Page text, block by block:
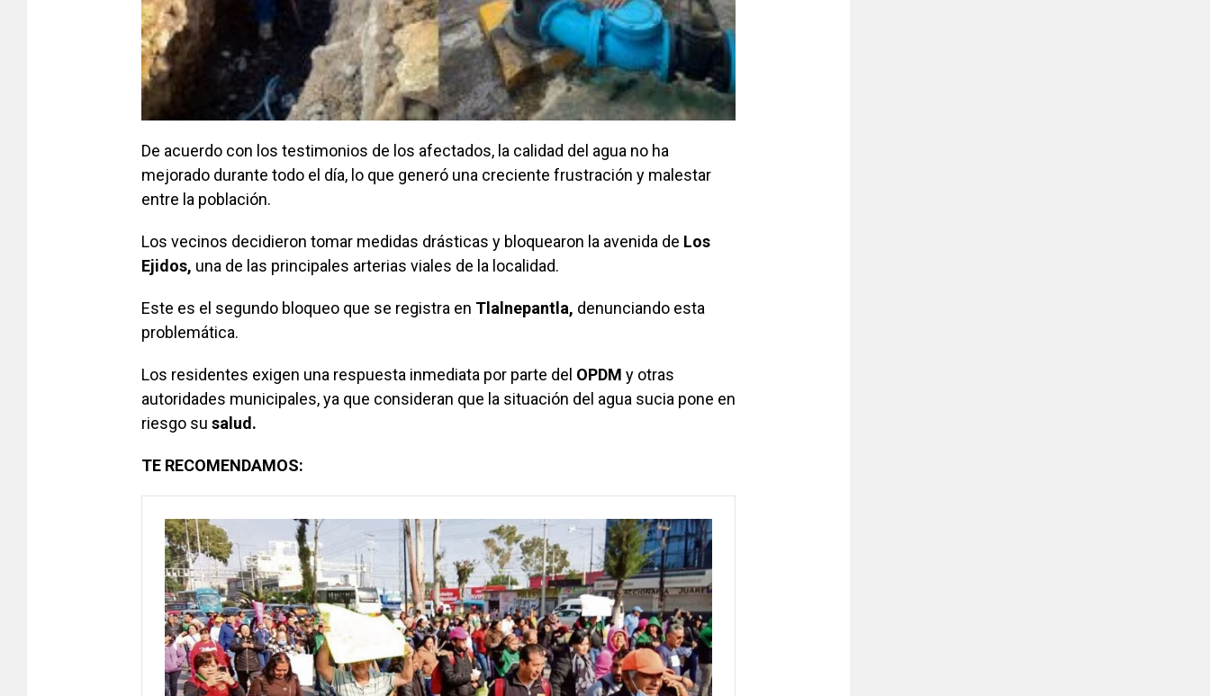
De acuerdo con los testimonios de los afectados, la calidad del agua no ha
mejorado durante todo el día, lo que generó una creciente frustración y malestar
entre la población.
Los vecinos decidieron tomar medidas drásticas y bloquearon la avenida de Los
Ejidos, una de las principales arterias viales de la localidad.
Este es el segundo bloqueo que se registra en Tlalnepantla, denunciando esta
problemática.
Los residentes exigen una respuesta inmediata por parte del OPDM y otras
autoridades municipales, ya que consideran que la situación del agua sucia pone en
riesgo su salud.
TE RECOMENDAMOS: